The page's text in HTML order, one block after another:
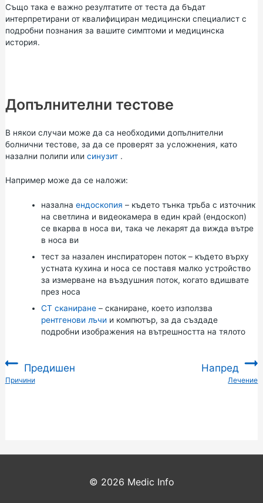
Също така е важно резултатите от теста да бъдат
интерпретирани от квалифициран медицински специалист с
подробни познания за вашите симптоми и медицинска
история.
Допълнителни тестове
В някои случаи може да са необходими допълнителни
болнични тестове, за да се проверят за усложнения, като
назални полипи или синузит.
Например може да се наложи:
назална ендоскопия – където тънка тръба с източник
на светлина и видеокамера в един край (ендоскоп)
се вкарва в носа ви, така че лекарят да вижда вътре
в носа ви
тест за назален инспираторен поток – където върху
устната кухина и носа се поставя малко устройство
за измерване на въздушния поток, когато вдишвате
през носа
CT сканиране– сканиране, което използва
рентгенови лъчи и компютър, за да създаде
подробни изображения на вътрешността на тялото
Предишен
:Причини
Напред
Лечение
© 2026 Medic Info